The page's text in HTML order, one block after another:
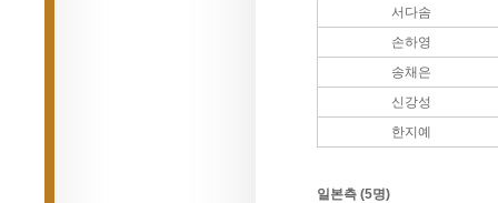
서다솜
손하영
송채은
신강성
한지예
일본측 (5명)